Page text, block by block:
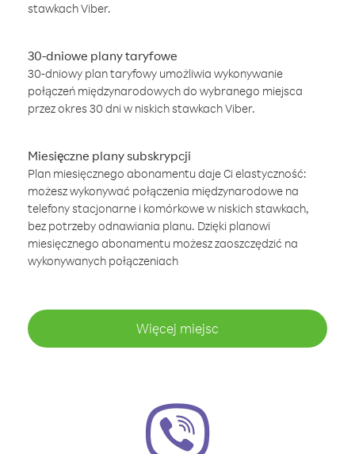
stawkach Viber.
30-dniowe plany taryfowe
30-dniowy plan taryfowy umożliwia wykonywanie
połączeń międzynarodowych do wybranego miejsca
przez okres 30 dni w niskich stawkach Viber.
Miesięczne plany subskrypcji
Plan miesięcznego abonamentu daje Ci elastyczność:
możesz wykonywać połączenia międzynarodowe na
telefony stacjonarne i komórkowe w niskich stawkach,
bez potrzeby odnawiania planu. Dzięki planowi
miesięcznego abonamentu możesz zaoszczędzić na
wykonywanych połączeniach
Więcej miejsc